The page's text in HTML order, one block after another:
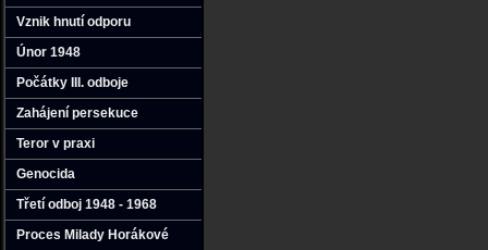
Vznik hnutí odporu
Únor 1948
Počátky III. odboje
Zahájení persekuce
Teror v praxi
Genocida
Třetí odboj 1948 - 1968
Proces Milady Horákové